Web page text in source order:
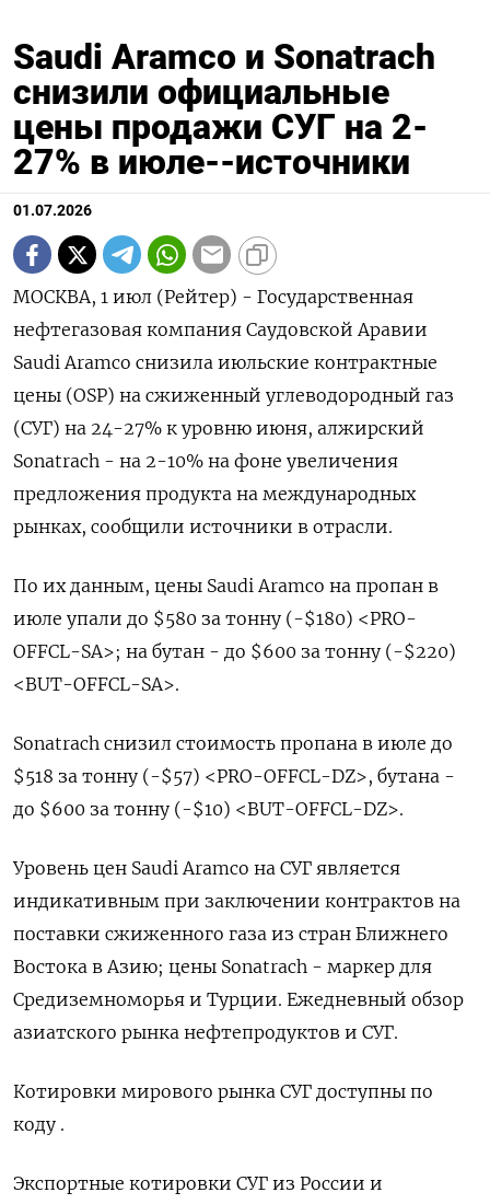
Saudi Aramco и Sonatrach
снизили официальные
цены продажи СУГ на 2-
27% в июле--источники
01.07.2026
МОСКВА, 1 июл (Рейтер) - Государственная
нефтегазовая компания Саудовской Аравии
Saudi Aramco снизила июльские контрактные
‌цены (OSP) на сжиженный углеводородный газ
(СУГ) на 24-27% к уровню июня, ​алжирский
Sonatrach - ​на ​2-10% на фоне ⁠увеличения
предложения продукта ‌на международных
рынках, сообщили ‌источники в отрасли.
По их данным, цены ​Saudi Aramco на ‌пропан в
июле упали до $580 ​за тонну (-$180) <PRO-
OFFCL-SA>; на бутан - ‌до $600 за тонну (-$220)
<BUT-OFFCL-SA>.
Sonatrach снизил стоимость пропана в июле до
$518 за тонну (-$57) <PRO-OFFCL-DZ>, ​бутана -
до $600 ​за ‌тонну (-$10) <BUT-OFFCL-DZ>.
Уровень цен Saudi Aramco на ​СУГ является
индикативным при заключении контрактов на
поставки сжиженного газа из стран Ближнего
Востока в Азию; цены Sonatrach - маркер для
Средиземноморья и ​Турции. Ежедневный обзор
⁠азиатского рынка нефтепродуктов и СУГ.
Котировки мирового ‌рынка СУГ доступны по
‌коду .
Экспортные котировки СУГ из России ​и